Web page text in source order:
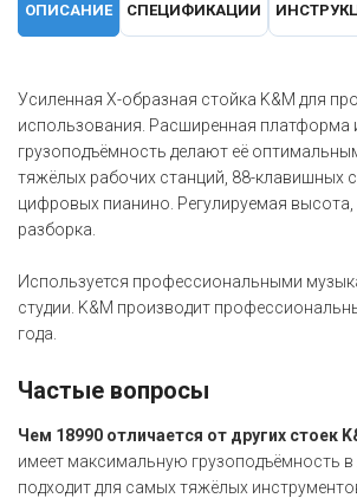
ОПИСАНИЕ СПЕЦИФИКАЦИИ
Усиленная X-образная стойка K&M для
использования. Расширенная платформа
грузоподъёмность делают её
тяжёлых рабочих станций, 88-клавишных
цифровых пианино. Регулируемая
разборка.
Используется профессиональными
студии. K&M производит
года.
Частые вопросы
Чем 18990 отличается от других стоек
имеет максимальную грузоподъёмность в
подходит для самых тяжёлых